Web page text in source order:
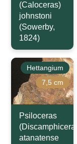
(Caloceras)
johnstoni
(Sowerby,
1824)
Hettangium
7,5 cm
Psiloceras
atanatense